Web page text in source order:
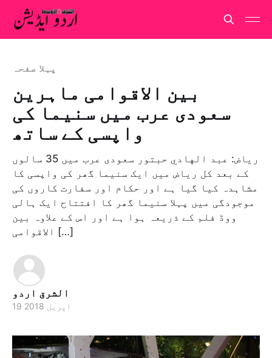
پہلا صفحہ
بین الاقوامی ماہرین
سعودی عرب میں سنیما کی
واپسی کے ساتھ
ریاض: عبد الهادي حبتور سعودی عرب میں 35 سالوں
کے بعد کل ریاض میں ایک سنیما گھر کی واپسی کا
مشاہدہ کیا گیا ہے اور حکام اور سفارت کاروں کی
موجودگی میں پہلا سنیما گھر کا افتتاح ایک ہالی
ووڈ فلم کے ذریعہ ہوا ہے اور اس کے علاوہ بین
الاقوامی […]
الشرق اردو
19 اپریل 2018